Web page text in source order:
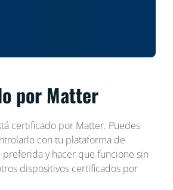
por Matter
certificado por Matter. Puedes
con tu plataforma de
y hacer que funcione sin
dispositivos certificados por